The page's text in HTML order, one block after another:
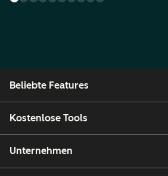
Beliebte Features
Kostenlose Tools
Unternehmen